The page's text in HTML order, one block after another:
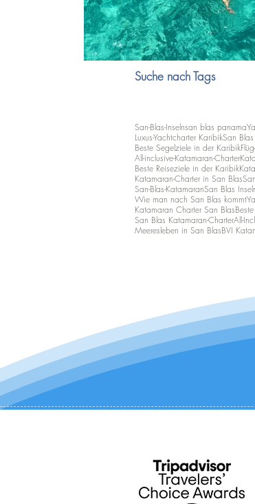
Suche nach Tags
San-Blas-Inselnsan blas panama
Luxus-Yachtcharter KaribikSan
Beste Segelziele in der Karibik
All-inclusive-Katamaran-Charter
Beste Reiseziele in der Karibik
Katamaran-Charter in San Blas
San-Blas-KatamaranSan Blas
Wie man nach San Blas kommt
Katamaran Charter San Blas
San Blas Katamaran-CharterAll-
Meeresleben in San BlasBVI